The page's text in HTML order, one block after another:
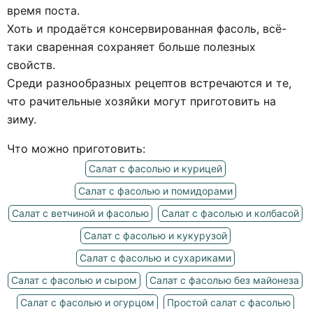
время поста.
Хоть и продаётся консервированная фасоль, всё-
таки сваренная сохраняет больше полезных
свойств.
Среди разнообразных рецептов встречаются и те,
что рачительные хозяйки могут приготовить на
зиму.
Что можно приготовить:
Салат с фасолью и курицей
Салат с фасолью и помидорами
Салат с ветчиной и фасолью
Салат с фасолью и колбасой
Салат с фасолью и кукурузой
Салат с фасолью и сухариками
Салат с фасолью и сыром
Салат с фасолью без майонеза
Салат с фасолью и огурцом
Простой салат с фасолью